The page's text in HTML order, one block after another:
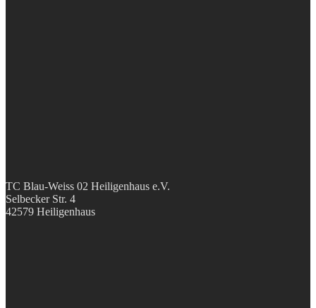
TC Blau-Weiss 02 Heiligenhaus e.V.
Selbecker Str. 4
42579 Heiligenhaus